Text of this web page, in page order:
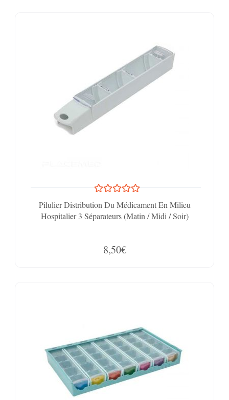
Pilulier Distribution Du Médicament En Milieu
Hospitalier 3 Séparateurs (Matin / Midi / Soir)
8,50€